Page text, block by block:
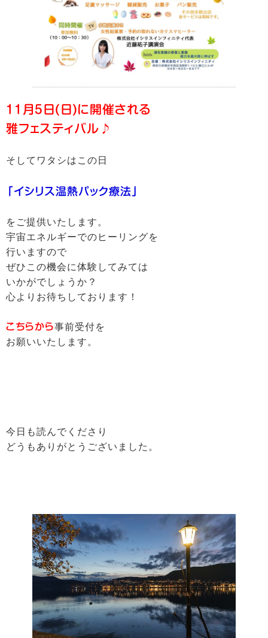
11月5日(日)に開催される
雅フェスティバル♪
そしてワタシはこの日
「イシリス温熱パック療法」
をご提供いたします。
宇宙エネルギーでのヒーリングを
行いますので
ぜひこの機会に体験してみては
いかがでしょうか？
心よりお待ちしております！
こちらから事前受付を
お願いいたします。
今日も読んでくださり
どうもありがとうございました。